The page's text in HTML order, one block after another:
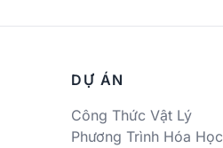
DỰ ÁN
Công Thức Vật Lý
Phương Trình Hóa Học